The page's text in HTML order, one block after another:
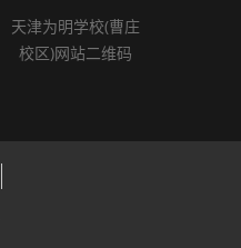
天津为明学校(曹庄
校区)网站二维码